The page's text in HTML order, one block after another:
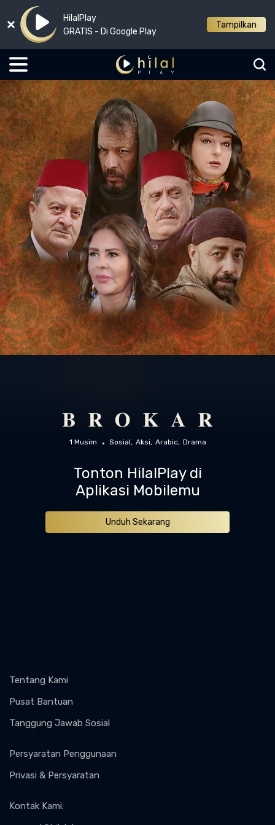
HilalPlay
GRATIS - Di Google Play
Tampilkan
1 Musim Sosial Aksi Arabic Drama
Tonton HilalPlay di
Aplikasi Mobilemu
Unduh Sekarang
Tentang Kami
Pusat Bantuan
Tanggung Jawab Sosial
Persyaratan Penggunaan
Privasi & Persyaratan
Kontak Kami: